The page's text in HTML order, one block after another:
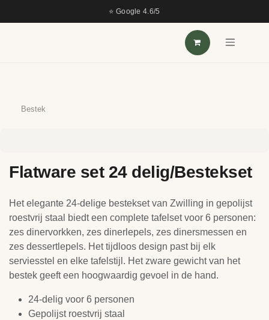
⭐ Google 4.6/5
Bestek
Flatware set 24 delig/Bestekset
Het elegante 24-delige bestekset van Zwilling in gepolijst
roestvrij staal biedt een complete tafelset voor 6 personen:
zes dinervorkken, zes dinerlepels, zes dinersmessen en
zes dessertlepels. Het tijdloos design past bij elk
serviesstel en elke tafelstijl. Het zware gewicht van het
bestek geeft een hoogwaardig gevoel in de hand.
24-delig voor 6 personen
Gepolijst roestvrij staal